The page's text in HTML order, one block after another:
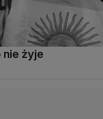
nie żyje